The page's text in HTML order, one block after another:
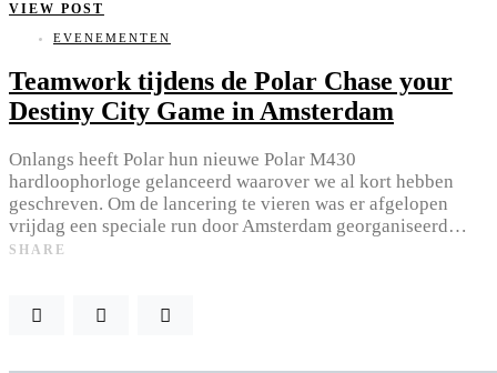
VIEW POST
EVENEMENTEN
Teamwork tijdens de Polar Chase your
Destiny City Game in Amsterdam
Onlangs heeft Polar hun nieuwe Polar M430
hardloophorloge gelanceerd waarover we al kort hebben
geschreven. Om de lancering te vieren was er afgelopen
vrijdag een speciale run door Amsterdam georganiseerd…
SHARE